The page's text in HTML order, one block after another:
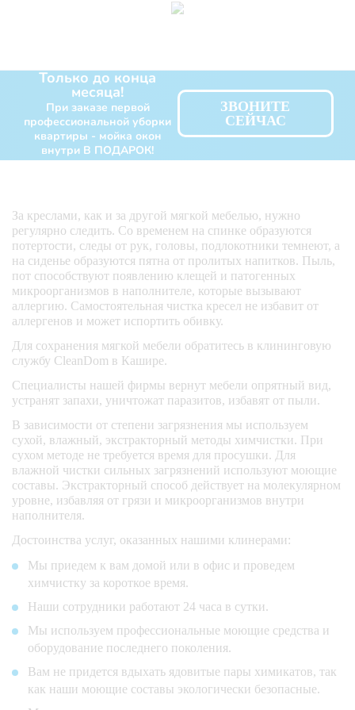
Только до конца
месяца!
При заказе первой
профессиональной уборки
квартиры - мойка окон
внутри В ПОДАРОК!
ЗВОНИТЕ
СЕЙЧАС
За креслами, как и за другой мягкой мебелью, нужно
регулярно следить. Со временем на спинке образуются
потертости, следы от рук, головы, подлокотники темнеют, а
на сиденье образуются пятна от пролитых напитков. Пыль,
пот способствуют появлению клещей и патогенных
микроорганизмов в наполнителе, которые вызывают
аллергию. Самостоятельная чистка кресел не избавит от
аллергенов и может испортить обивку.
Для сохранения мягкой мебели обратитесь в клининговую
службу CleanDom в Кашире.
Специалисты нашей фирмы вернут мебели опрятный вид,
устранят запахи, уничтожат паразитов, избавят от пыли.
В зависимости от степени загрязнения мы используем
сухой, влажный, экстракторный методы химчистки. При
сухом методе не требуется время для просушки. Для
влажной чистки сильных загрязнений используют моющие
составы. Экстракторный способ действует на молекулярном
уровне, избавляя от грязи и микроорганизмов внутри
наполнителя.
Достоинства услуг, оказанных нашими клинерами:
Мы приедем к вам домой или в офис и проведем
химчистку за короткое время.
Наши сотрудники работают 24 часа в сутки.
Мы используем профессиональные моющие средства и
оборудование последнего поколения.
Вам не придется вдыхать ядовитые пары химикатов, так
как наши моющие составы экологически безопасные.